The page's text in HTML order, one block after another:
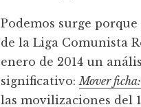
Podemos surge
de la Liga Comunista
enero de 2014 un
significativo:Mover
las movilizaciones del